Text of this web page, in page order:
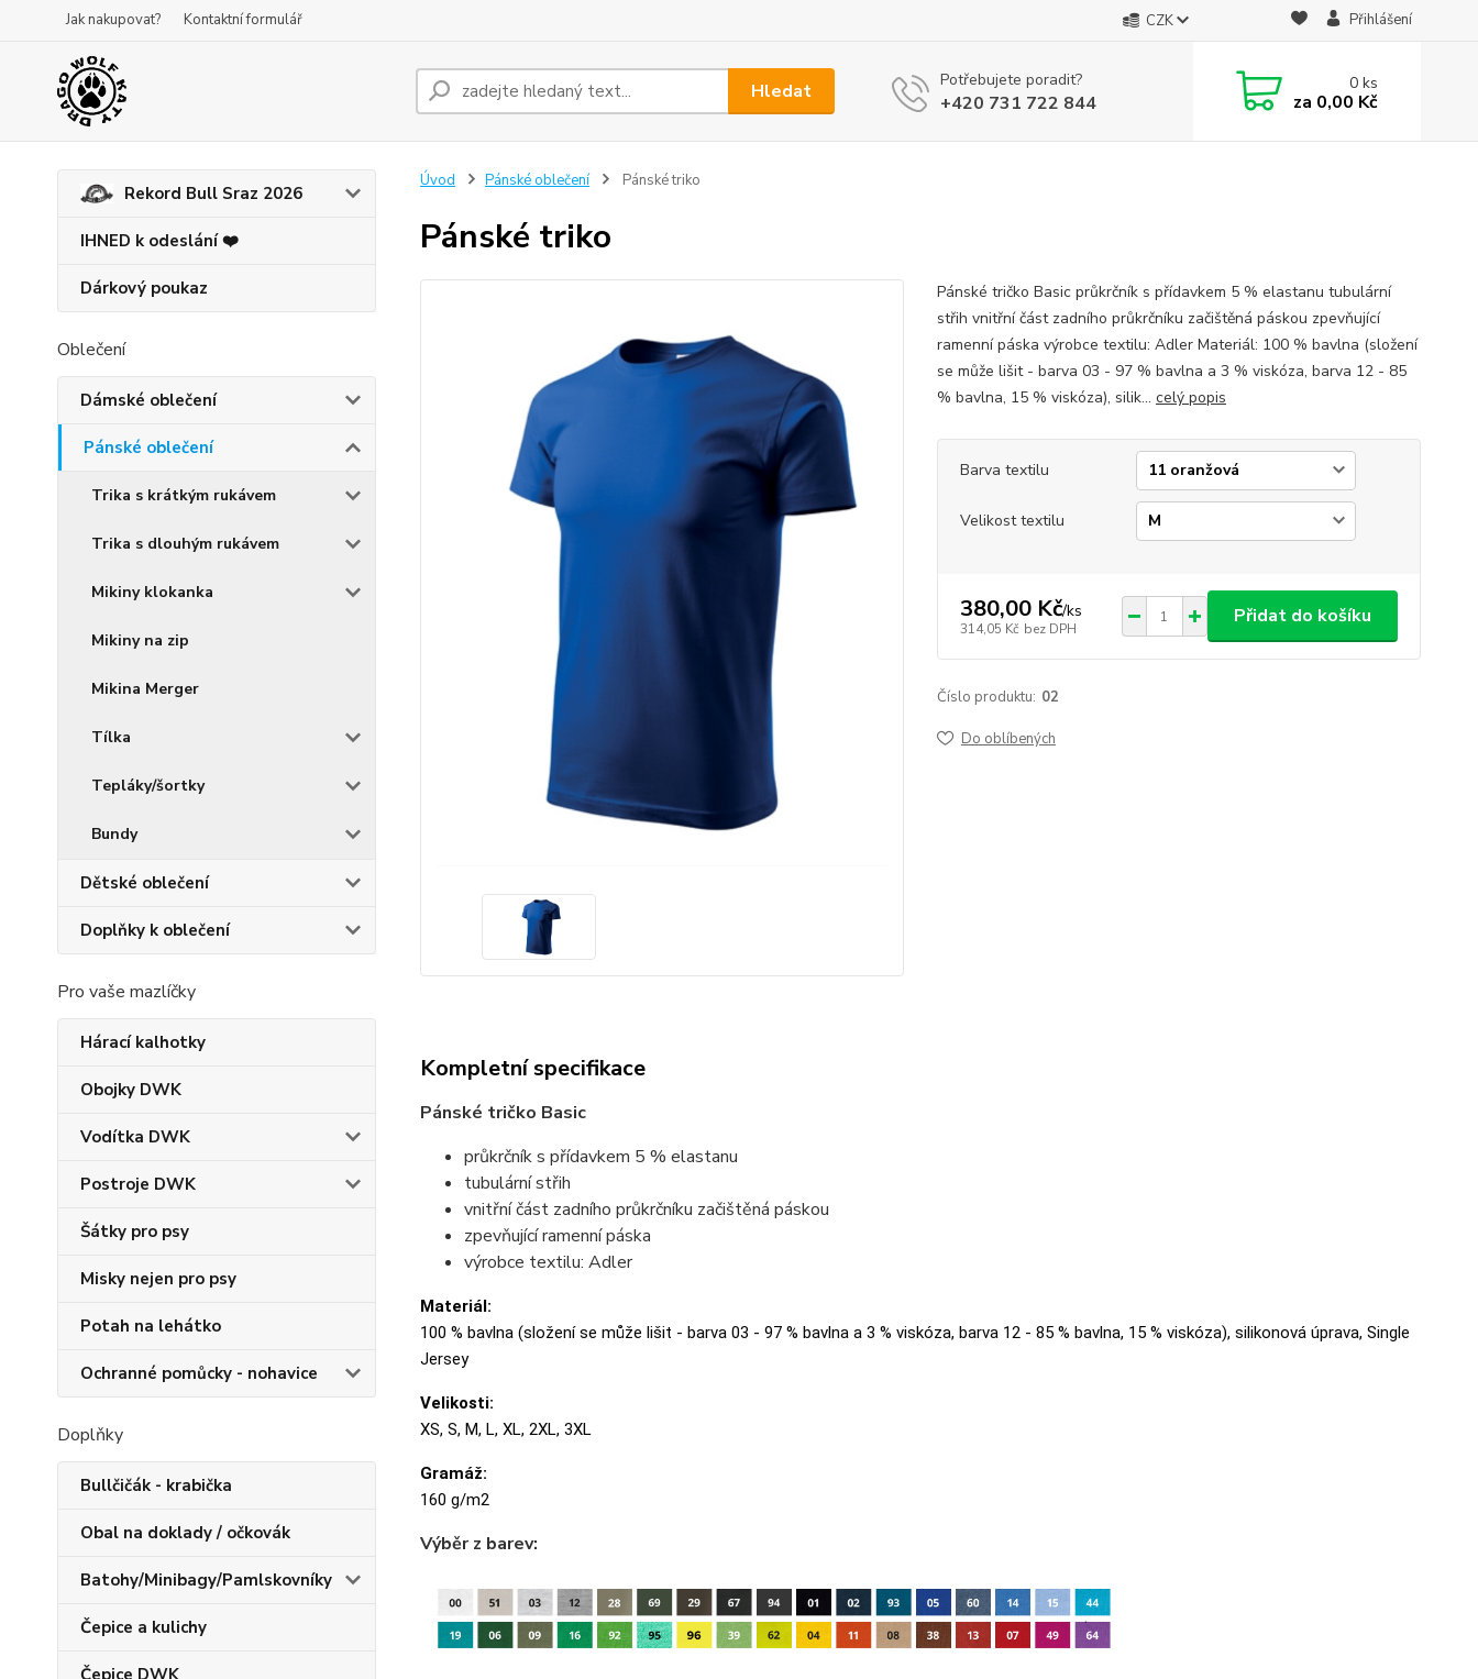
Jak nakupovat? Kontaktní formulář CZK Přihlášení
Hledat Potřebujete poradit?
+420 731 722 844
0ks
za 0,00 Kč
Rekord Bull Sraz 2026
IHNED k odeslání ❤️
Dárkový poukaz
Oblečení
Dámské oblečení
Pánské oblečení
Trika s krátkým rukávem
Trika s dlouhým rukávem
Mikiny klokanka
Mikiny na zip
Mikina Merger
Tílka
Tepláky/šortky
Bundy
Dětské oblečení
Doplňky k oblečení
Pro vaše mazlíčky
Hárací kalhotky
Obojky DWK
Vodítka DWK
Postroje DWK
Šátky pro psy
Misky nejen pro psy
Potah na lehátko
Ochranné pomůcky - nohavice
Doplňky
Bullčičák - krabička
Obal na doklady / očkovák
Batohy/Minibagy/Pamlskovníky
Čepice a kulichy
Čepice DWK
Úvod Pánské oblečení Pánské triko
Pánské triko
Pánské tričko Basic průkrčník s přídavkem 5 % elastanu tubulární
střih vnitřní část zadního průkrčníku začištěná páskou zpevňující
ramenní páska výrobce textilu: Adler Materiál: 100 % bavlna (složení
se může lišit - barva 03 - 97 % bavlna a 3 % viskóza, barva 12 - 85
% bavlna, 15 % viskóza), silik... celý popis
Barva textilu
Velikost textilu
380,00 Kč/ks
314,05 Kč bez DPH
Přidat do košíku
Číslo produktu: 02
Do oblíbených
Kompletní specifikace
Pánské tričko Basic
průkrčník s přídavkem 5 % elastanu
tubulární střih
vnitřní část zadního průkrčníku začištěná páskou
zpevňující ramenní páska
výrobce textilu: Adler
Materiál:
100 % bavlna (složení se může lišit - barva 03 - 97 % bavlna a 3 % viskóza, barva 12 - 85 % bavlna, 15 % viskóza), silikonová úprava, Single
Jersey
Velikosti:
XS, S, M, L, XL, 2XL, 3XL
Gramáž:
160 g/m2
Výběr z barev: